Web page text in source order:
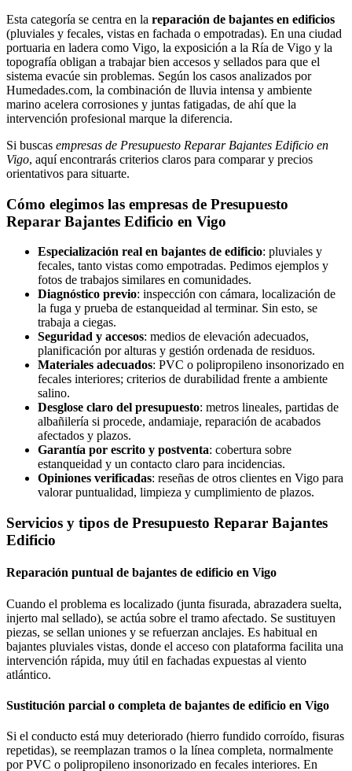
Esta categoría se centra en la reparación de bajantes en edificios
(pluviales y fecales, vistas en fachada o empotradas). En una ciudad
portuaria en ladera como Vigo, la exposición a la Ría de Vigo y la
topografía obligan a trabajar bien accesos y sellados para que el
sistema evacúe sin problemas. Según los casos analizados por
Humedades.com, la combinación de lluvia intensa y ambiente
marino acelera corrosiones y juntas fatigadas, de ahí que la
intervención profesional marque la diferencia.
Si buscas empresas de Presupuesto Reparar Bajantes Edificio en
Vigo, aquí encontrarás criterios claros para comparar y precios
orientativos para situarte.
Cómo elegimos las empresas de Presupuesto
Reparar Bajantes Edificio en Vigo
Especialización real en bajantes de edificio: pluviales y
fecales, tanto vistas como empotradas. Pedimos ejemplos y
fotos de trabajos similares en comunidades.
Diagnóstico previo: inspección con cámara, localización de
la fuga y prueba de estanqueidad al terminar. Sin esto, se
trabaja a ciegas.
Seguridad y accesos: medios de elevación adecuados,
planificación por alturas y gestión ordenada de residuos.
Materiales adecuados: PVC o polipropileno insonorizado en
fecales interiores; criterios de durabilidad frente a ambiente
salino.
Desglose claro del presupuesto: metros lineales, partidas de
albañilería si procede, andamiaje, reparación de acabados
afectados y plazos.
Garantía por escrito y postventa: cobertura sobre
estanqueidad y un contacto claro para incidencias.
Opiniones verificadas: reseñas de otros clientes en Vigo para
valorar puntualidad, limpieza y cumplimiento de plazos.
Servicios y tipos de Presupuesto Reparar Bajantes
Edificio
Reparación puntual de bajantes de edificio en Vigo
Cuando el problema es localizado (junta fisurada, abrazadera suelta,
injerto mal sellado), se actúa sobre el tramo afectado. Se sustituyen
piezas, se sellan uniones y se refuerzan anclajes. Es habitual en
bajantes pluviales vistas, donde el acceso con plataforma facilita una
intervención rápida, muy útil en fachadas expuestas al viento
atlántico.
Sustitución parcial o completa de bajantes de edificio en Vigo
Si el conducto está muy deteriorado (hierro fundido corroído, fisuras
repetidas), se reemplazan tramos o la línea completa, normalmente
por PVC o polipropileno insonorizado en fecales interiores. En